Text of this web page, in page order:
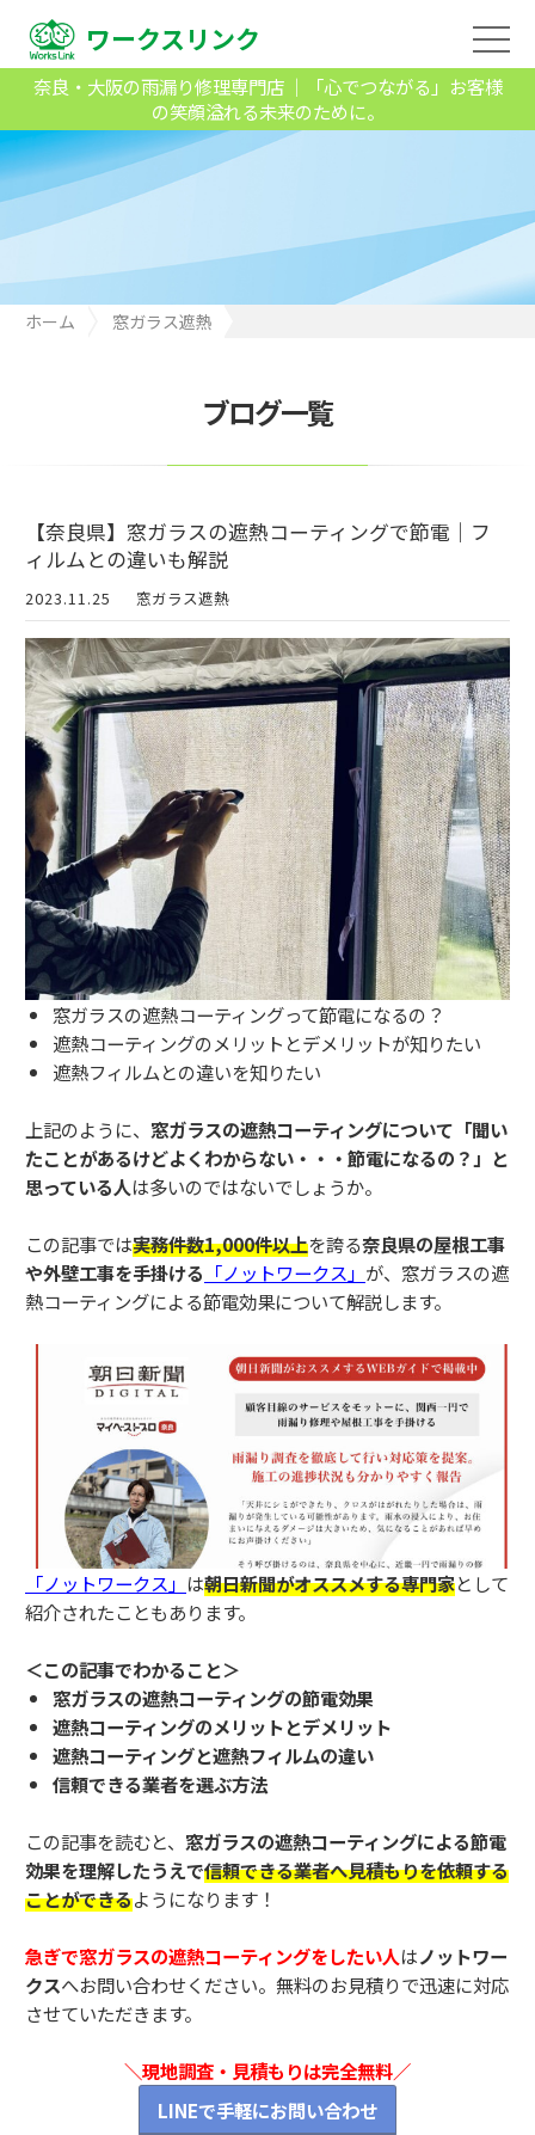
奈良・大阪の雨漏り修理専門店 ｜「心でつながる」お客様
の笑顔溢れる未来のために。
ワークスリンク
ホーム
窓ガラス遮熱
ブログ一覧
【奈良県】窓ガラスの遮熱コーティングで節電｜フ
ィルムとの違いも解説
2023.11.25 窓ガラス遮熱
窓ガラスの遮熱コーティングって節電になるの？
遮熱コーティングのメリットとデメリットが知りたい
遮熱フィルムとの違いを知りたい
上記のように、 窓ガラスの遮熱コーティングについて「聞い
たことがあるけどよくわからない・・・節電になるの？」と
思っている人は多いのではないでしょうか。
この記事では実務件数1,000件以上を誇る奈良県の屋根工事
や外壁工事を手掛ける 「ノットワークス」 が、窓ガラスの遮
熱コーティングによる節電効果について解説します。
「ノットワークス」 は朝日新聞がオススメする専門家として
紹介されたこともあります。
＜この記事でわかること＞
窓ガラスの遮熱コーティングの節電効果
遮熱コーティングのメリットとデメリット
遮熱コーティングと遮熱フィルムの違い
信頼できる業者を選ぶ方法
この記事を読むと、 窓ガラスの遮熱コーティングによる節電
効果を理解したうえで信頼できる業者へ見積もりを依頼する
ことができるようになります！
急ぎで窓ガラスの遮熱コーティングをしたい人はノットワー
クスへお問い合わせください。無料のお見積りで迅速に対応
させていただきます。
＼現地調査・見積もりは完全無料／
LINEで手軽にお問い合わせ